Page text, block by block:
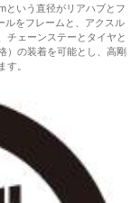
という直径がリアハブとフ
ルをフレームと、アクスル
チェーンステーとタイヤと
）の装着を可能とし、高剛
す。